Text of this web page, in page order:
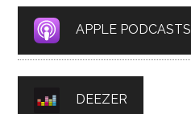
APPLE PODCASTS
DEEZER